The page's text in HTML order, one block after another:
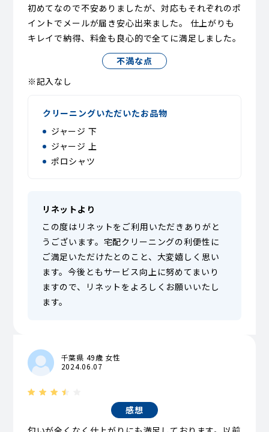
初めてなので不安ありましたが、対応もそれぞれのポ
イントでメールが届き安心出来ました。 仕上がりも
キレイで納得、料金も良心的で全てに満足しました。
不満な点
※記入なし
クリーニングいただいたお品物
ジャージ 下
ジャージ 上
ポロシャツ
リネットより
この度はリネットをご利用いただきありがと
うございます。宅配クリーニングの利便性に
ご満足いただけたとのこと、大変嬉しく思い
ます。今後ともサービス向上に努めてまいり
ますので、リネットをよろしくお願いいたし
ます。
千葉県 49歳 女性
2024.06.07
感想